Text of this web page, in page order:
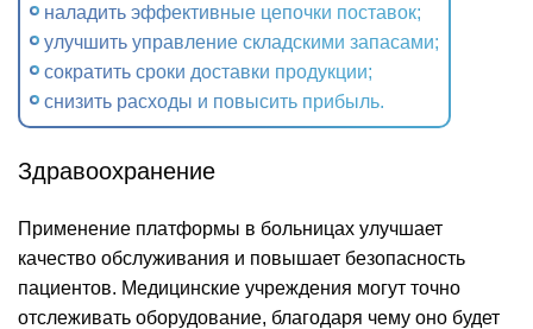
наладить эффективные цепочки поставок;
улучшить управление складскими запасами;
сократить сроки доставки продукции;
снизить расходы и повысить прибыль.
Здравоохранение
Применение платформы в больницах улучшает
качество обслуживания и повышает безопасность
пациентов. Медицинские учреждения могут точно
отслеживать оборудование, благодаря чему оно будет